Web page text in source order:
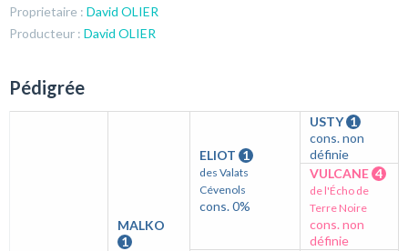
Proprietaire : David OLIER
Producteur : David OLIER
Pédigrée
MALKO
1
ELIOT 1
des Valats
Cévenols
cons. 0%
USTY 1
cons. non
définie
VULCANE 4
de l'Écho de
Terre Noire
cons. non
définie